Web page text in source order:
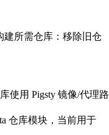
建所需仓库：移除旧仓
库使用 Pigsty 镜像/代理路
仓库模块，当前用于